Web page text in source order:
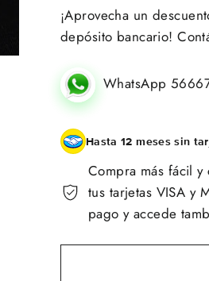
¡Aprovecha un
depósito bancario!
WhatsApp
Hasta 12 meses sin
Compra más fácil
tus tarjetas VISA y
pago y accede